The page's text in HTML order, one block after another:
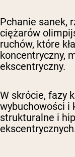
Pchanie sanek,
ciężarów
ruchów, które
koncentryczny,
ekscentryczny.
W skrócie, fazy
wybuchowości i
strukturalne i